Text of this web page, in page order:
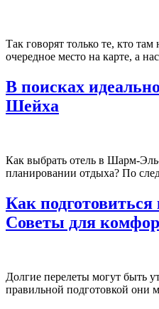
Так говорят только те, кто
очередное место на карте, а
В поисках
Шейха
Как выбрать отель в Шарм-
планировании отдыха? По
Как подготовиться
Советы для
Долгие перелеты могут быть
правильной подготовкой они